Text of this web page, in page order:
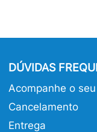
DÚVIDAS
Acompanhe o
Cancelamento
Entrega